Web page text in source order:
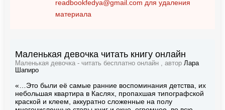
readbookfedya@gmail.com для удаления
материала
Маленькая девочка читать книгу онлайн
Маленькая девочка - читать бесплатно онлайн , автор Лара
Шапиро
«…Это были её самые ранние воспоминания детства, их
небольшая квартира в Каслях, пропахшая типографской
краской и клеем, аккуратно сложенные на полу